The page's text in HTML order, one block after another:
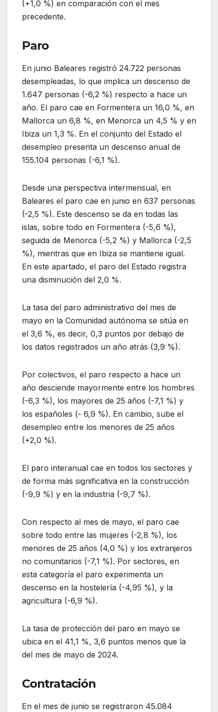
(+1,0 %) en comparación con el mes
precedente.
Paro
En junio Baleares registró 24.722 personas
desempleadas, lo que implica un descenso de
1.647 personas (-6,2 %) respecto a hace un
año. El paro cae en Formentera un 16,0 %, en
Mallorca un 6,8 %, en Menorca un 4,5 % y en
Ibiza un 1,3 %. En el conjunto del Estado el
desempleo presenta un descenso anual de
155.104 personas (-6,1 %).
Desde una perspectiva intermensual, en
Baleares el paro cae en junio en 637 personas
(-2,5 %). Este descenso se da en todas las
islas, sobre todo en Formentera (-5,6 %),
seguida de Menorca (-5,2 %) y Mallorca (-2,5
%), mientras que en Ibiza se mantiene igual.
En este apartado, el paro del Estado registra
una disminución del 2,0 %.
La tasa del paro administrativo del mes de
mayo en la Comunidad autónoma se sitúa en
el 3,6 %, es decir, 0,3 puntos por debajo de
los datos registrados un año atrás (3,9 %).
Por colectivos, el paro respecto a hace un
año desciende mayormente entre los hombres
(-6,3 %), los mayores de 25 años (-7,1 %) y
los españoles (- 6,9 %). En cambio, sube el
desempleo entre los menores de 25 años
(+2,0 %).
El paro interanual cae en todos los sectores y
de forma más significativa en la construcción
(-9,9 %) y en la industria (-9,7 %).
Con respecto al mes de mayo, el paro cae
sobre todo entre las mujeres (-2,8 %), los
menores de 25 años (4,0 %) y los extranjeros
no comunitarios (-7,1 %). Por sectores, en
esta categoría el paro experimenta un
descenso en la hostelería (-4,95 %), y la
agricultura (-6,9 %).
La tasa de protección del paro en mayo se
ubica en el 41,1 %, 3,6 puntos menos que la
del mes de mayo de 2024.
Contratación
En el mes de junio se registraron 45.084